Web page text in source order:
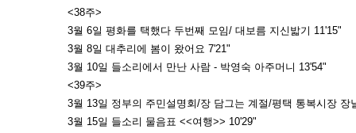
<38주>
3월 6일 평화를 택했다 두번째 모임/ 대보름 지신밟기 11'15"
3월 8일 대추리에 봄이 왔어요 7'21"
3월 10일 들소리에서 만난 사람 - 박영숙 아주머니 13'54"
<39주>
3월 13일 정부의 주민설명회/장 담그는 계절/평택 통복시장 장
3월 15일 들소리 물음표 <<여행>> 10'29"